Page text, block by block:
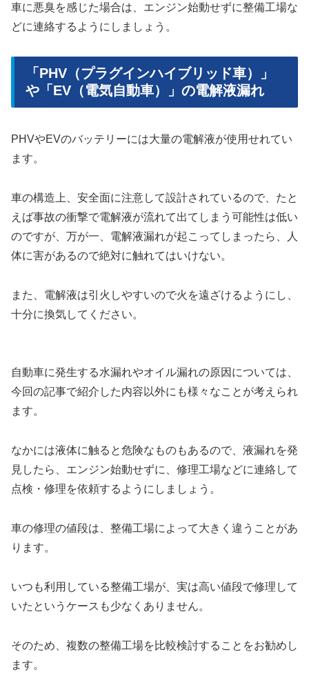
車に悪臭を感じた場合は、エンジン始動せずに整備工場な
どに連絡するようにしましょう。
「PHV（プラグインハイブリッド車）」
や「EV（電気自動車）」の電解液漏れ
PHVやEVのバッテリーには大量の電解液が使用せれてい
ます。
車の構造上、安全面に注意して設計されているので、たと
えば事故の衝撃で電解液が流れて出てしまう可能性は低い
のですが、万が一、電解液漏れが起こってしまったら、人
体に害があるので絶対に触れてはいけない。
また、電解液は引火しやすいので火を遠ざけるようにし、
十分に換気してください。
自動車に発生する水漏れやオイル漏れの原因については、
今回の記事で紹介した内容以外にも様々なことが考えられ
ます。
なかには液体に触ると危険なものもあるので、液漏れを発
見したら、エンジン始動せずに、修理工場などに連絡して
点検・修理を依頼するようにしましょう。
車の修理の値段は、整備工場によって大きく違うことがあ
ります。
いつも利用している整備工場が、実は高い値段で修理して
いたというケースも少なくありません。
そのため、複数の整備工場を比較検討することをお勧めし
ます。